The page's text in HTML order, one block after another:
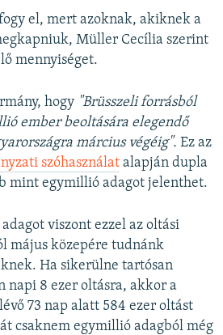
el, mert azoknak, akiknek a
Müller Cecília szerint
mennyiséget.
hogy "Brüsszeli forrásból
ember beoltására elegendő
március végéig". Ez az
szóhasználat alapján dupla
mint egymillió adagot jelenthet.
viszont ezzel az oltási
május közepére tudnánk
Ha sikerülne tartósan
napi 8 ezer oltásra, akkor a
73 nap alatt 584 ezer oltást
csaknem egymillió adagból még